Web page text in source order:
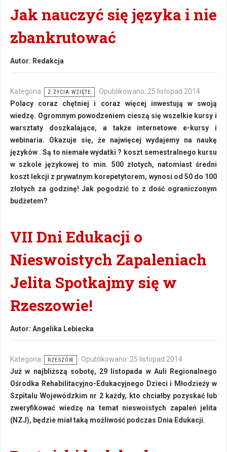
Jak nauczyć się języka i nie
zbankrutować
Autor: Redakcja
Kategoria: Z ŻYCIA WZIĘTE
Opublikowano: 25 listopad 2014
Polacy coraz chętniej i coraz więcej inwestują w swoją
wiedzę. Ogromnym powodzeniem cieszą się wszelkie kursy i
warsztaty doszkalające, a także internetowe e-kursy i
webinaria. Okazuje się, że najwięcej wydajemy na naukę
języków . Są to niemałe wydatki ? koszt semestralnego kursu
w szkole językowej to min. 500 złotych, natomiast średni
koszt lekcji z prywatnym korepetytorem, wynosi od 50 do 100
złotych za godzinę! Jak pogodzić to z dość ograniczonym
budżetem?
VII Dni Edukacji o
Nieswoistych Zapaleniach
Jelita Spotkajmy się w
Rzeszowie!
Autor: Angelika Lebiecka
Kategoria: RZESZÓW
Opublikowano: 25 listopad 2014
Już w najbliższą sobotę, 29 listopada w Auli Regionalnego
Ośrodka Rehabilitacyjno-Edukacyjnego Dzieci i Młodzieży w
Szpitalu Wojewódzkim nr 2 każdy, kto chciałby pozyskać lub
zweryfikować wiedzę na temat nieswoistych zapaleń jelita
(NZJ), będzie miał taką możliwość podczas Dnia Edukacji.